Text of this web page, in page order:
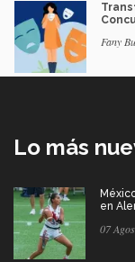
Fany
Lo más
en
07